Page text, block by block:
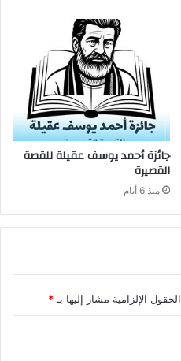
‬القصيرة
منذ 6 أيام
الحقول الإلزامية مشار إليها بـ *